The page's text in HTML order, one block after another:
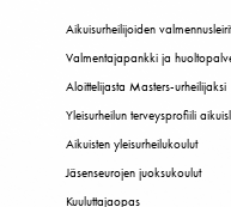
Aikuisurheilijoiden
Valmentajapankki ja
Aloittelijasta Masters-urheilijaksi
Yleisurheilun terveysprofiili
Aikuisten yleisurheilukoulut
Jäsenseurojen juoksukoulut
Kuuluttajaopas